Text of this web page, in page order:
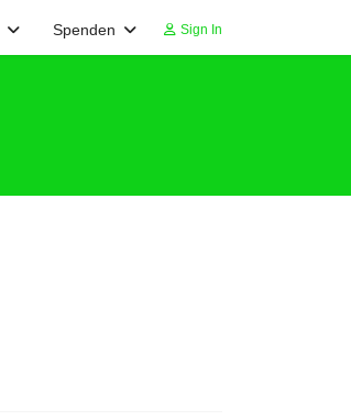
Spenden Sign In